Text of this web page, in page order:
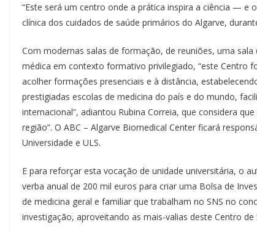
“Este será um centro onde a prática inspira a ciência — e
clínica dos cuidados de saúde primários do Algarve,
Com modernas salas de formação, de reuniões, uma
médica em contexto formativo privilegiado, “este Centro
acolher formações presenciais e à distância,
prestigiadas escolas de medicina do país e do mundo,
internacional”, adiantou Rubina Correia, que considera
região”. O ABC – Algarve Biomedical Center ficará
Universidade e ULS.
E para reforçar esta vocação de unidade universitária, o
verba anual de 200 mil euros para criar uma Bolsa de
de medicina geral e familiar que trabalham no SNS no
investigação, aproveitando as mais-valias deste Centro